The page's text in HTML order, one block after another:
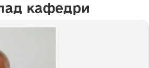
кафедри